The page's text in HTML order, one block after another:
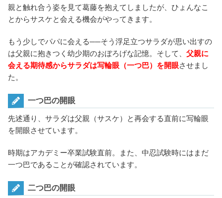
親と触れ合う姿を見て葛藤を抱えてしましたが、ひょんなこ
とからサスケと会える機会がやってきます。
もう少しでパパに会える──そう浮足立つサラダが思い出すの
は父親に抱きつく幼少期のおぼろげな記憶。そして、 父親に
会える期待感からサラダは写輪眼（一つ巴）を開眼させまし
た。
一つ巴の開眼
先述通り、サラダは父親（サスケ）と再会する直前に写輪眼
を開眼させています。
時期はアカデミー卒業試験直前。また、中忍試験時にはまだ
一つ巴であることが確認されています。
二つ巴の開眼